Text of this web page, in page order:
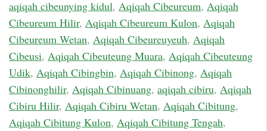
aqiqah cibeunying kidul, Aqiqah Cibeureum, Aqiqah
Cibeureum Hilir, Aqiqah Cibeureum Kulon, Aqiqah
Cibeureum Wetan, Aqiqah Cibeureuyeuh, Aqiqah
Cibeusi, Aqiqah Cibeuteung Muara, Aqiqah Cibeuteung
Udik, Aqiqah Cibingbin, Aqiqah Cibinong, Aqiqah
Cibinonghilir, Aqiqah Cibinuang, aqiqah cibiru, Aqiqah
Cibiru Hilir, Aqiqah Cibiru Wetan, Aqiqah Cibitung,
Aqiqah Cibitung Kulon, Aqiqah Cibitung Tengah,